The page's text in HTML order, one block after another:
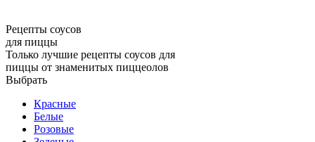
Рецепты соусов
для пиццы
Только лучшие рецепты соусов для
пиццы от знаменитых пиццеолов
Выбрать
Красные
Белые
Розовые